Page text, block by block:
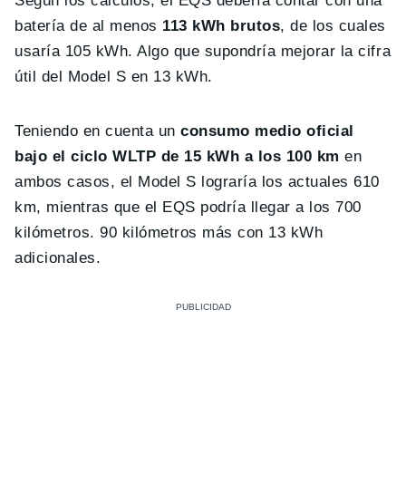
batería de al menos 113 kWh brutos, de los cuales
usaría 105 kWh. Algo que supondría mejorar la cifra
útil del Model S en 13 kWh.
Teniendo en cuenta unconsumo medio oficial
bajo el ciclo WLTP de 15 kWh a los 100 km en
ambos casos, el Model S lograría los actuales 610
km, mientras que el EQS podría llegar a los 700
kilómetros. 90 kilómetros más con 13 kWh
adicionales.